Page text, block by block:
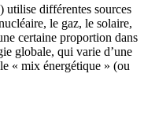
utilise différentes sources
le gaz, le solaire,
certaine proportion dans
globale, qui varie d’une
« mix énergétique » (ou